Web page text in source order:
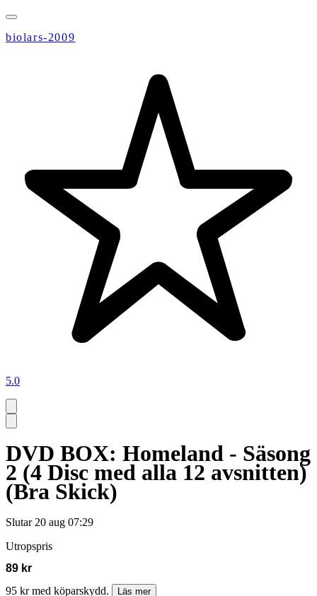
biolars-2009
5.0
DVD BOX: Homeland - Säsong
2 (4 Disc med alla 12 avsnitten)
(Bra Skick)
Slutar 20 aug 07:29
Utropspris
89 kr
95 kr med köparskydd.
Läs mer